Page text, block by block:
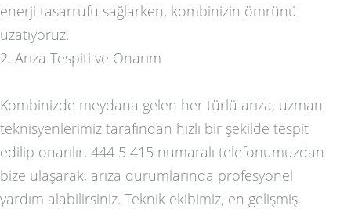
enerji tasarrufu sağlarken, kombinizin ömrünü
uzatıyoruz.
2. Arıza Tespiti ve Onarım
Kombinizde meydana gelen her türlü arıza, uzman
teknisyenlerimiz tarafından hızlı bir şekilde tespit
edilip onarılır. 444 5 415 numaralı telefonumuzdan
bize ulaşarak, arıza durumlarında profesyonel
yardım alabilirsiniz. Teknik ekibimiz, en gelişmiş